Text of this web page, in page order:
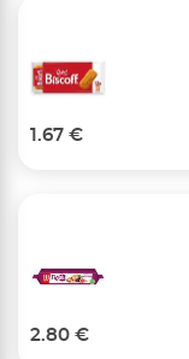
1.67 €
2.80 €